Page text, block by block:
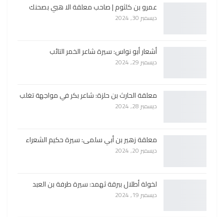
عمرو بن كلثوم | صاحب معلقة الا هبي بصحنك
ديسمبر 30, 2024
أشعار أبو نواس: سيرة شاعر الخمر التائب
ديسمبر 29, 2024
معلقة الحارث بن حلزة: شاعر بكر في مواجهة تغلب
ديسمبر 28, 2024
معلقة زهير بن أبي سلمى: سيرة حكيم الشعراء
ديسمبر 20, 2024
لخولة أطلال ببرقة ثهمد: سيرة طرفة بن العبد
ديسمبر 19, 2024